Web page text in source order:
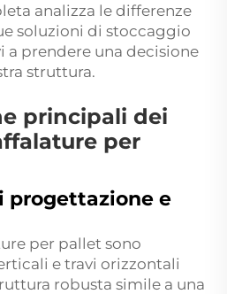
analizza le differenze
soluzioni di stoccaggio
a prendere una decisione
struttura.
principali dei
per
progettazione e
per pallet sono
e travi orizzontali
robusta simile a una